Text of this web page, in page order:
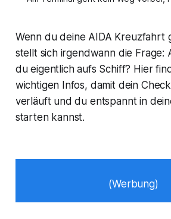
Wenn du deine AIDA Kreuzfahrt
stellt sich irgendwann die Frage:
du eigentlich aufs Schiff? Hier
wichtigen Infos, damit dein
verläuft und du entspannt in
starten kannst.
(Werbung)